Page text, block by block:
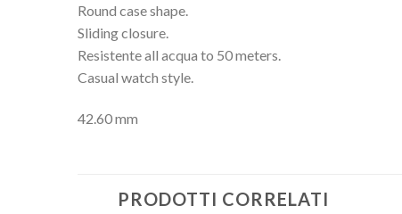
Round case shape.
Sliding closure.
Resistente all acqua to 50 meters.
Casual watch style.
42.60 mm
PRODOTTI CORRELATI